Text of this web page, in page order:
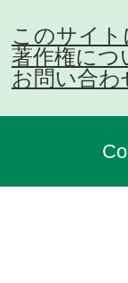
このサイト
著作権につ
お問い合わ